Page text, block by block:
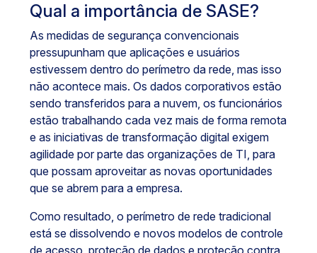
Qual a importância de SASE?
As medidas de segurança convencionais
pressupunham que aplicações e usuários
estivessem dentro do perímetro da rede, mas isso
não acontece mais. Os dados corporativos estão
sendo transferidos para a nuvem, os funcionários
estão trabalhando cada vez mais de forma remota
e as iniciativas de transformação digital exigem
agilidade por parte das organizações de TI, para
que possam aproveitar as novas oportunidades
que se abrem para a empresa.
Como resultado, o perímetro de rede tradicional
está se dissolvendo e novos modelos de controle
de acesso, proteção de dados e proteção contra